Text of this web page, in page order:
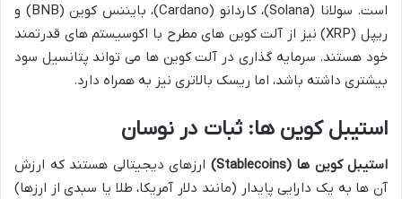
است. سولانا (Solana)، کاردانو (Cardano)، بایننس کوین (BNB) و
ریپل (XRP) نیز از آلت کوین های مطرح با اکوسیستم های قدرتمند
خود هستند. سرمایه گذاری در آلت کوین ها می تواند پتانسیل سود
بیشتری داشته باشد، اما ریسک بالاتری نیز به همراه دارد.
استیبل کوین ها: ثبات در نوسان
استیبل کوین ها (Stablecoins)
ارزهای دیجیتالی هستند که ارزش
آن ها به یک دارایی پایدار (مانند دلار آمریکا، طلا یا سبدی از ارزها)